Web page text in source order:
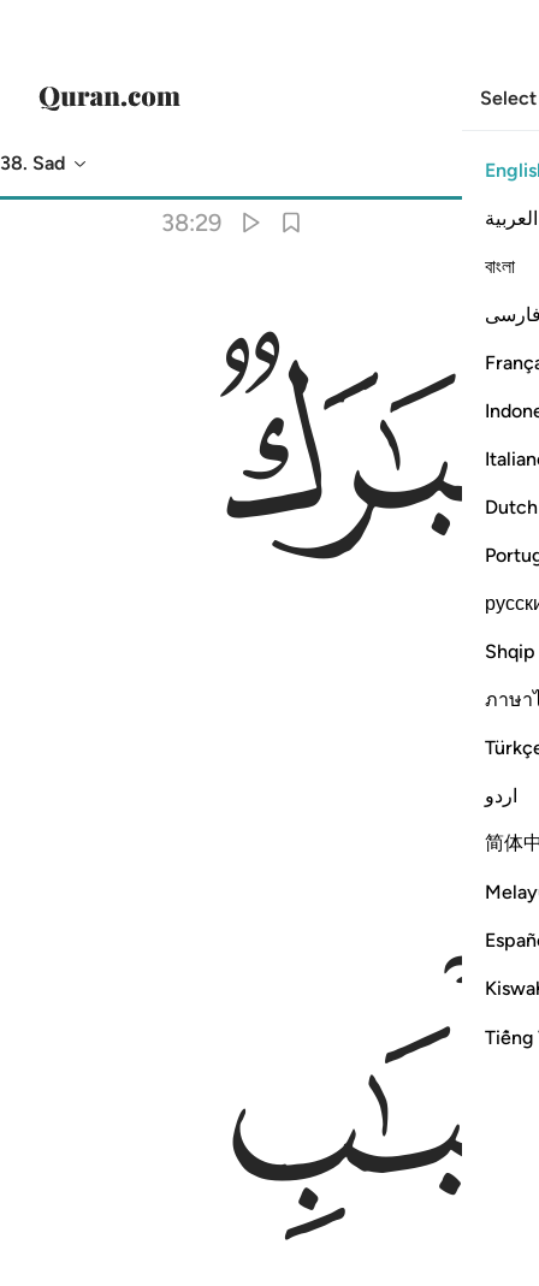
العربية
বাংলা
Dutch
Shqip
ภาษา
اردو
简体
Tiếng
38. Sad
38:29
ﱥ